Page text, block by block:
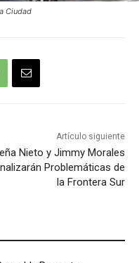
Ciudad
Artículo siguiente
Nieto y Jimmy Morales
Problemáticas de
la Frontera Sur